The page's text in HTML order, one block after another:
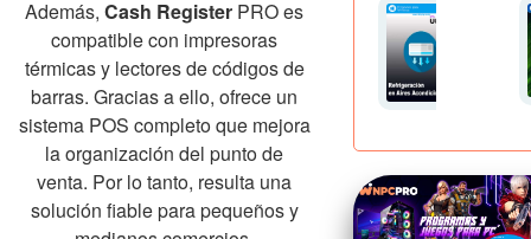
Además,Cash Register PRO es
compatible con impresoras
térmicas y lectores de códigos de
barras. Gracias a ello, ofrece un
sistema POS completo que mejora
la organización del punto de
venta. Por lo tanto, resulta una
solución fiable para pequeños y